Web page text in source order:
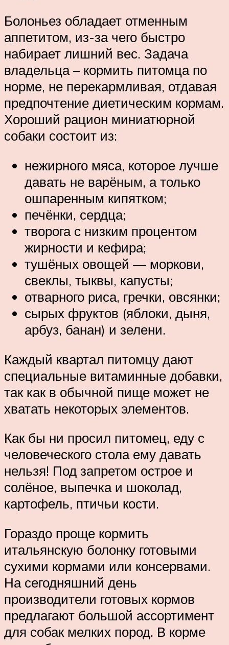
Болоньез обладает отменным
аппетитом, из-за чего быстро
набирает лишний вес. Задача
владельца – кормить питомца по
норме, не перекармливая, отдавая
предпочтение диетическим кормам.
Хороший рацион миниатюрной
собаки состоит из:
нежирного мяса, которое лучше
давать не варёным, а только
ошпаренным кипятком;
печёнки, сердца;
творога с низким процентом
жирности и кефира;
тушёных овощей — моркови,
свеклы, тыквы, капусты;
отварного риса, гречки, овсянки;
сырых фруктов (яблоки, дыня,
арбуз, банан) и зелени.
Каждый квартал питомцу дают
специальные витаминные добавки,
так как в обычной пище может не
хватать некоторых элементов.
Как бы ни просил питомец, еду с
человеческого стола ему давать
нельзя! Под запретом острое и
солёное, выпечка и шоколад,
картофель, птичьи кости.
Гораздо проще кормить
итальянскую болонку готовыми
сухими кормами или консервами.
На сегодняшний день
производители готовых кормов
предлагают большой ассортимент
для собак мелких пород. В корме